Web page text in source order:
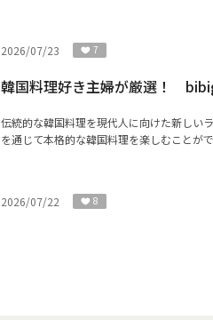
2026/07/23 7
韓国料理好き主婦が厳選！
伝統的な韓国料理を現代人に向けた新しい
を通じて本格的な韓国料理を楽しむことが
2026/07/22 8